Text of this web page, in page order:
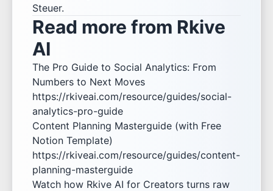
Steuer.
Read more from Rkive
AI
The Pro Guide to Social Analytics: From
Numbers to Next Moves
https://rkiveai.com/resource/guides/social-
analytics-pro-guide
Content Planning Masterguide (with Free
Notion Template)
https://rkiveai.com/resource/guides/content-
planning-masterguide
Watch how Rkive AI for Creators turns raw